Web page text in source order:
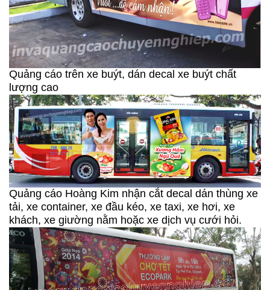
Quảng cáo trên xe buýt, dán decal xe buýt chất
lượng cao
Quảng cáo Hoàng Kim nhận cắt decal dán thùng xe
tải, xe container, xe đầu kéo, xe taxi, xe hơi, xe
khách, xe giường nằm hoặc xe dịch vụ cưới hỏi.